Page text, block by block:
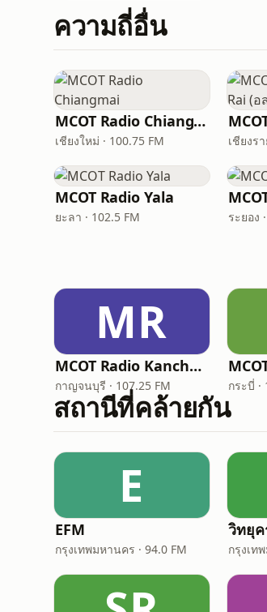
ความถี่อื่น
MCOT Radio Chiangmai
เชียงใหม่ · 100.75 FM เชียงร
MCOT Radio Yala
ยะลา · 102.5 FM ระยอง
MR
MCOT Radio Kanchanaburi (อสมท กาญจนบุรี)
กาญจนบุรี · 107.25 FM กระบี่ ·
สถานีที่คล้ายกัน
E
EFM
กรุงเทพมหานคร · 94.0 FM กรุงเท